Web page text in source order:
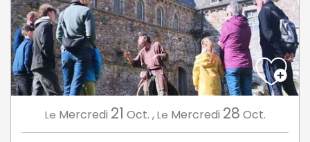
Le Mercredi 21 Oct. ,Le Mercredi 28 Oct.